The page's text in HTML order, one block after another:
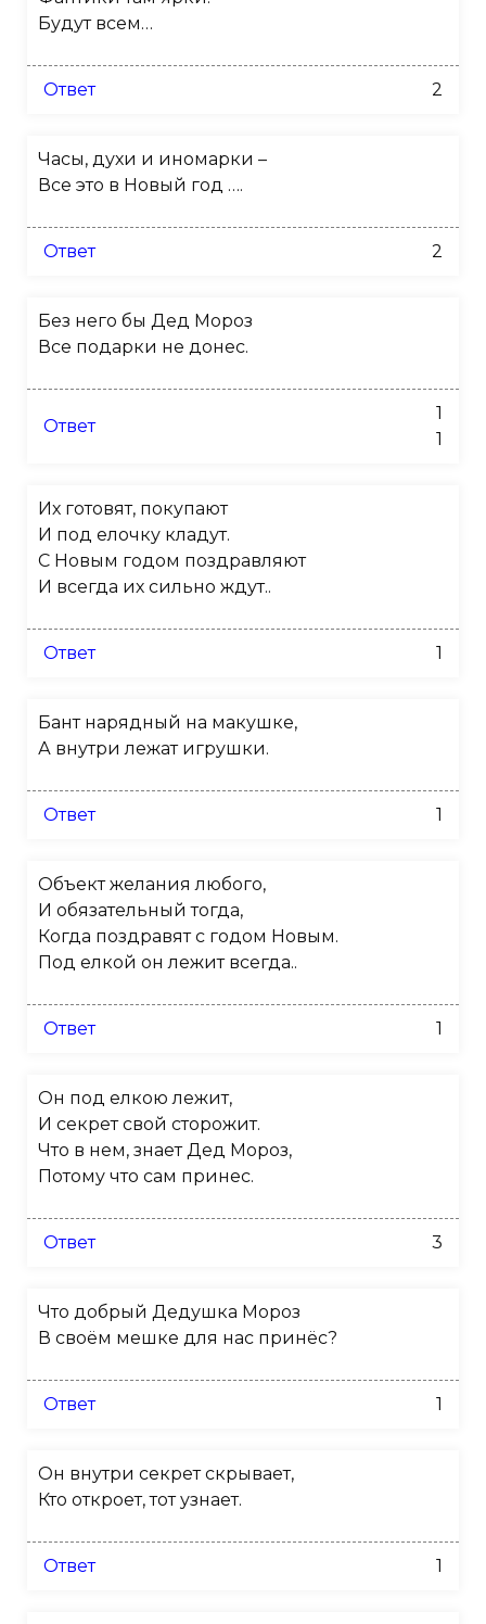
Будут всем…
Ответ 2
Часы, духи и иномарки –
Все это в Новый год ….
Ответ 2
Без него бы Дед Мороз
Все подарки не донес.
Ответ
1
1
Их готовят, покупают
И под елочку кладут.
С Новым годом поздравляют
И всегда их сильно ждут..
Ответ 1
Бант нарядный на макушке,
А внутри лежат игрушки.
Ответ 1
Объект желания любого,
И обязательный тогда,
Когда поздравят с годом Новым.
Под елкой он лежит всегда..
Ответ 1
Он под елкою лежит,
И секрет свой сторожит.
Что в нем, знает Дед Мороз,
Потому что сам принес.
Ответ 3
Что добрый Дедушка Мороз
В своём мешке для нас принёс?
Ответ 1
Он внутри секрет скрывает,
Кто откроет, тот узнает.
Ответ 1